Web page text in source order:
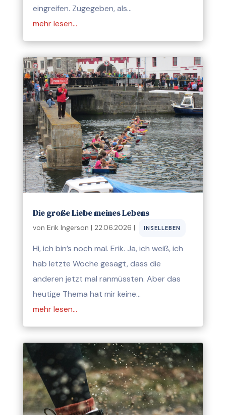
eingreifen. Zugegeben, als…
mehr lesen…
Die große Liebe meines Lebens
von Erik Ingerson | 22.06.2026 | INSELLEBEN
Hi, ich bin’s noch mal. Erik. Ja, ich weiß, ich
hab letzte Woche gesagt, dass die
anderen jetzt mal ranmüssten. Aber das
heutige Thema hat mir keine…
mehr lesen…